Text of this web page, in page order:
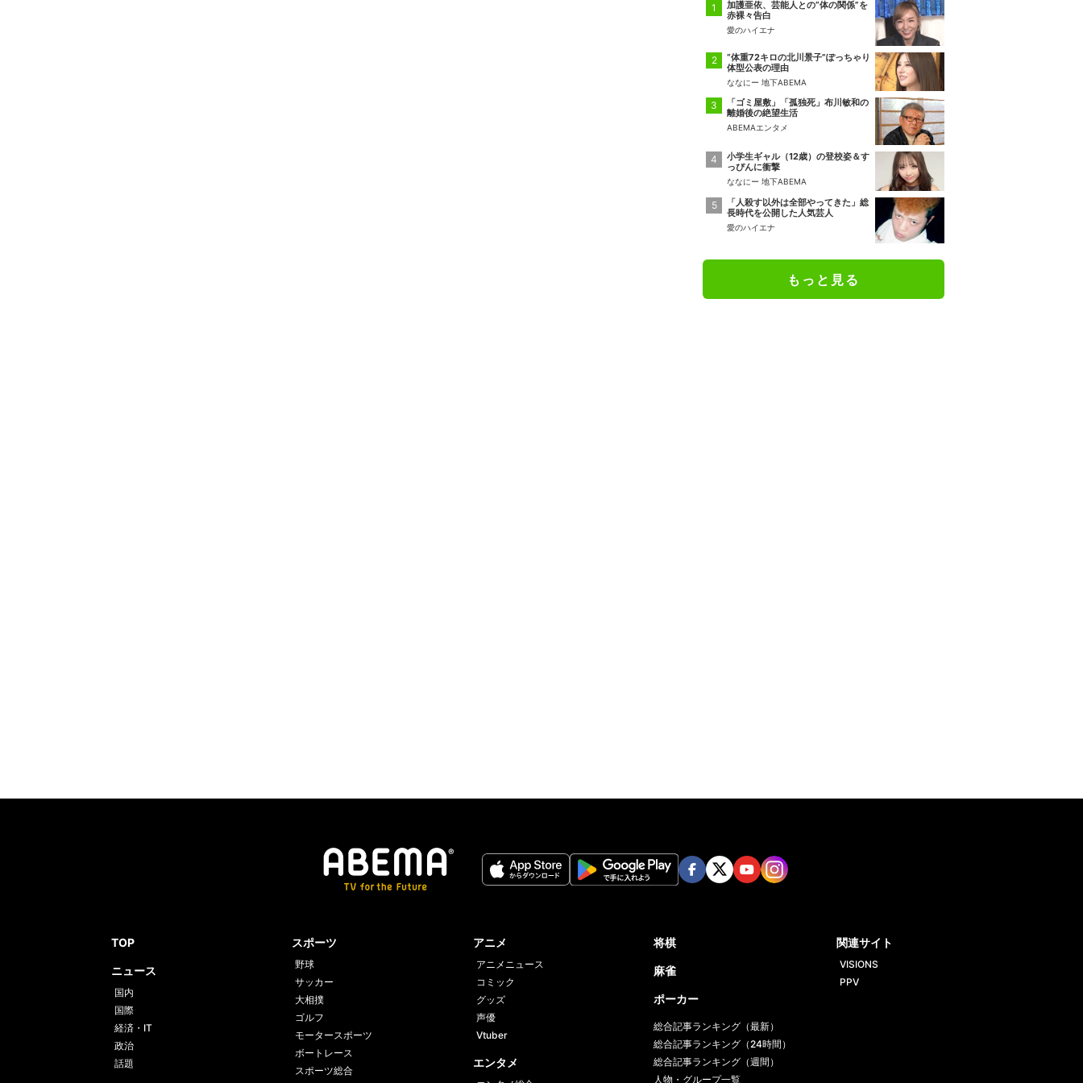
加護亜依、芸能人との“体の関係”を
赤裸々告白
愛のハイエナ
“体重72キロの北川景子”ぽっちゃり
体型公表の理由
ななにー 地下ABEMA
「ゴミ屋敷」「孤独死」布川敏和の
離婚後の絶望生活
ABEMAエンタメ
小学生ギャル（12歳）の登校姿＆す
っぴんに衝撃
ななにー 地下ABEMA
「人殺す以外は全部やってきた」総
長時代を公開した人気芸人
愛のハイエナ
もっと見る
TOP
ニュース
国内
国際
経済・IT
政治
話題
スポーツ
野球
サッカー
大相撲
ゴルフ
モータースポーツ
ボートレース
スポーツ総合
アニメ
アニメニュース
コミック
グッズ
声優
Vtuber
エンタメ
将棋
麻雀
ポーカー
総合記事ランキング（最新）
総合記事ランキング（24時間）
総合記事ランキング（週間）
人物・グループ一覧
関連サイト
VISIONS
PPV